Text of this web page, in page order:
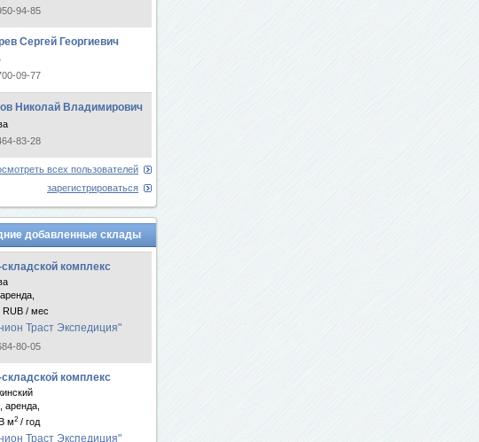
94-85
Сергей Георгиевич
09-77
Николай Владимирович
83-28
всех пользователей
зарегистрироваться
добавленные склады
комплекс
, аренда,
RUB / мес
Траст Экспедиция"
80-05
комплекс
, аренда,
м2 / год
Траст Экспедиция"